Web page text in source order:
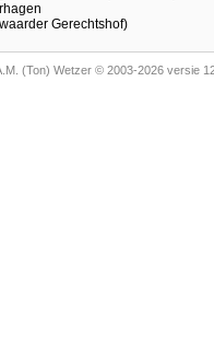
Gerechtshof)
(Ton) Wetzer © 2003-2026 versie